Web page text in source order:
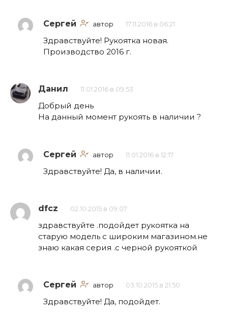
Сергей автор 17.11.2016 в 06:21
Здравствуйте! Рукоятка новая.
Производство 2016 г.
Данил 11.01.2016 в 09:53
Добрый день
На данный момент рукоять в наличии ?
Сергей автор 11.01.2016 в 12:17
Здравствуйте! Да, в наличии.
dfcz 02.10.2015 в 09:07
здравствуйте .подойдет рукоятка на
старую модель с широким магазином.не
знаю какая серия .с черной рукояткой
Сергей автор 03.10.2015 в 21:50
Здравствуйте! Да, подойдет.